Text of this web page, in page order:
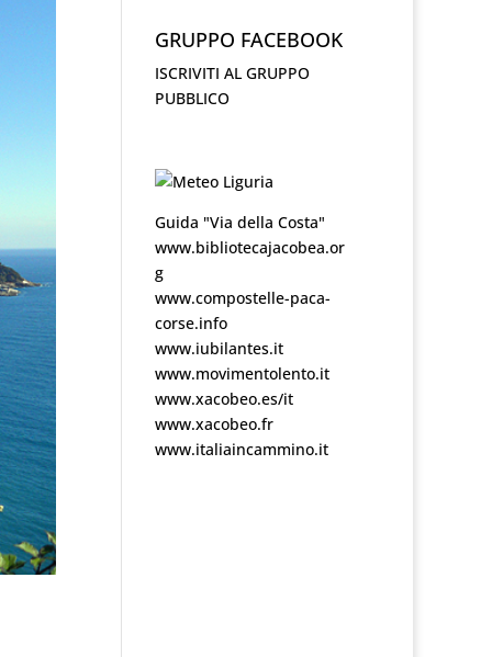
GRUPPO FACEBOOK
ISCRIVITI AL GRUPPO
PUBBLICO
Guida "Via della Costa"
www.bibliotecajacobea.or
g
www.compostelle-paca-
corse.info
www.iubilantes.it
www.movimentolento.it
www.xacobeo.es/it
www.xacobeo.fr
www.italiaincammino.it